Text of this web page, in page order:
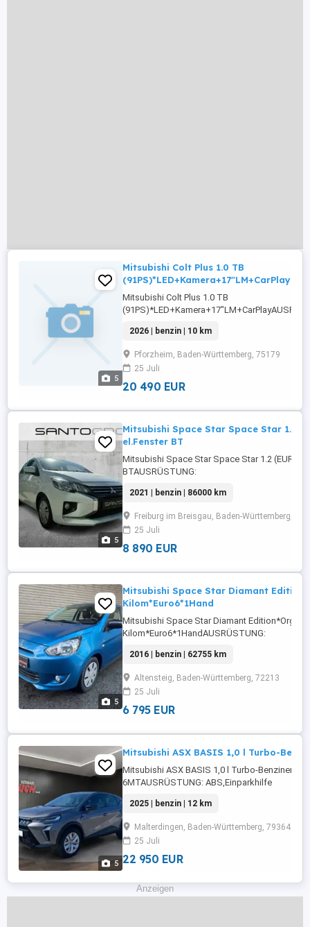
5
Mitsubishi Colt Plus 1.0 TB
(91PS)*LED+Kamera+17"LM+CarPlay
Mitsubishi Colt Plus 1.0 TB
hinten,Fahrerairbag,Einparkhilfe
Lenkrad,Berganfahrassistent,Radio,DAB-
Scheinwerfer,Elektrische ...
2026 | benzin | 10 km
Pforzheim, Baden-Württemberg, 75179
25 Juli
20 490 EUR
5
Mitsubishi Space Star Space Star 1.2
el.Fenster BT
Mitsubishi Space Star Space Star 1.2 (EURO
BTAUSRÜSTUNG:
geeignet,Airbag ...
2021 | benzin | 86000 km
Freiburg im Breisgau, Baden-Württemberg,
25 Juli
8 890 EUR
5
Mitsubishi Space Star Diamant
Kilom*Euro6*1Hand
Mitsubishi Space Star Diamant Edition*Org
Kilom*Euro6*1HandAUSRÜSTUNG:
...
2016 | benzin | 62755 km
Altensteig, Baden-Württemberg, 72213
25 Juli
6 795 EUR
5
Mitsubishi ASX BASIS 1,0 l Turbo-
Mitsubishi ASX BASIS 1,0 l Turbo-Benziner
6MTAUSRÜSTUNG: ABS,Einparkhilfe
Fernlicht,Navigationssystem,Schlüssellose
CarPlay,Spurhalteassistent,Android
Assistent,Traktionskontrolle,Volldigitales ...
2025 | benzin | 12 km
Malterdingen, Baden-Württemberg, 79364
25 Juli
22 950 EUR
Anzeigen